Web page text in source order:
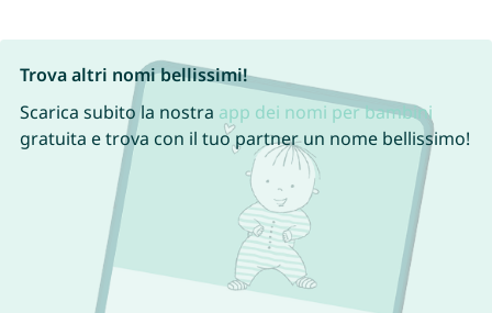
Trova altri nomi bellissimi!
Scarica subito la nostra app dei nomi per bambini
gratuita e trova con il tuo partner un nome bellissimo!